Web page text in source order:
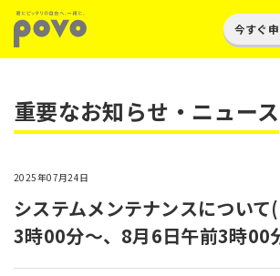
今すぐ
重要なお知らせ・ニュース
2025年07月24日
システムメンテナンスについ
3時00分～、8月6日午前3時00